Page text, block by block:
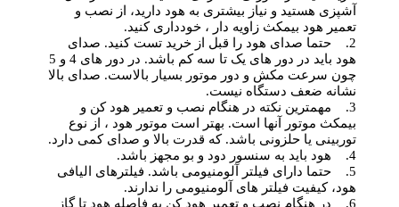
آشپزی هستید و نیاز بیشتری به هود دارید، از نصب و
تعمیر هود بیمکث زاویه دار ، خودداری کنید.
2. حتما صدای هود را قبل از خرید تست کنید. صدای
هود باید در دور های یک تا سه کم باشد. در دور های 4 و 5
چون سرعت مکش و دور موتور بسیار بالاست. صدای بالا
نشانه ضعف دستگاه نیست.
3. مهمترین نکته در هنگام نصب و تعمیر هود کن و
بیمکث موتور آنها است. بهتر است موتور هود ، از نوع
توربینی یا حلزونی باشد. که قدرت بالا و صدای کمی دارد.
4. هود باید به سنسور دود و بو مجهز باشد.
5. حتما دارای فیلتر آلومنیومی باشد. فیلترهای الیافی
هود، کیفیت فیلتر های آلومنیومی را ندارند.
6. در هنگام نصب و تعمیر هود کن به فاصله هود تا گاز